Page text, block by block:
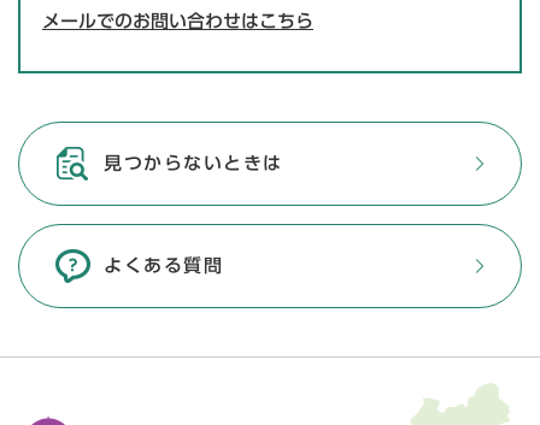
メールでのお問い合わせはこちら
見つからないときは
よくある質問